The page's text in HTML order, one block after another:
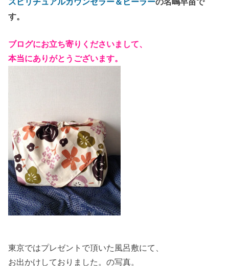
スピリチュアルカウンセラー＆ヒーラーの名嶋早苗で
す。
ブログにお立ち寄りくださいまして、
本当にありがとうございます。
東京ではプレゼントで頂いた風呂敷にて、
お出かけしておりました。の写真。